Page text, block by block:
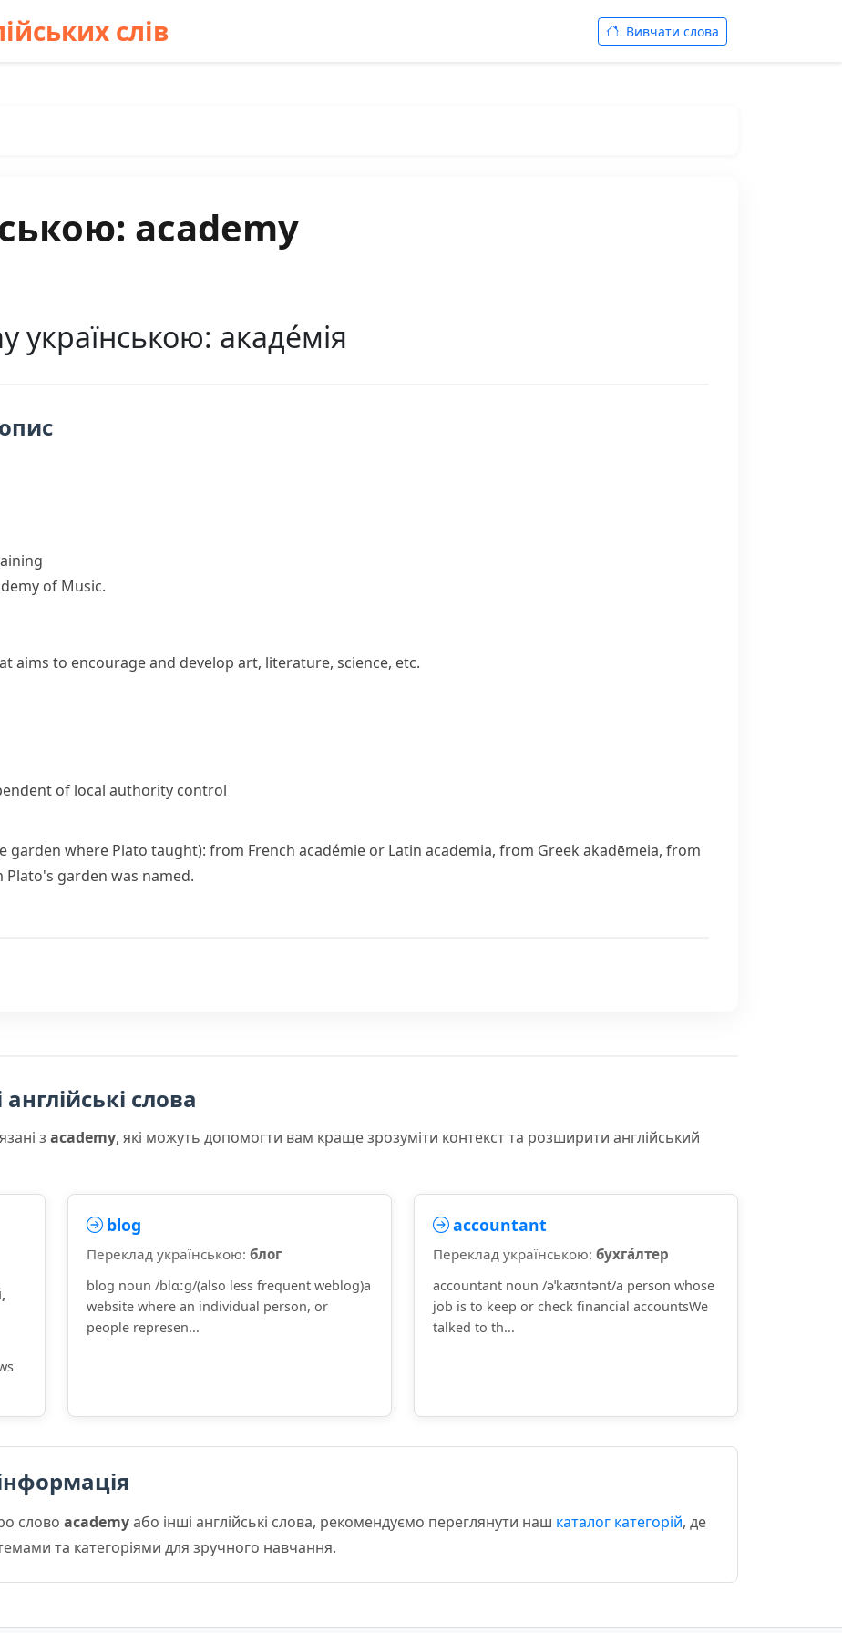
слів Вивчати слова
academy
українською: акаде́мія
of Music.
aims to encourage and develop art, literature, science, etc.
of local authority control
garden where Plato taught): from French académie or Latin academia, from Greek akadēmeia, from
garden was named.
слова
з academy, які можуть допомогти вам краще зрозуміти контекст та розширити англійський
blog
Переклад українською: блог
blog noun /blɑːɡ/(also less frequent weblog)a
website where an individual person, or
people represen...
accountant
Переклад українською: бухга́лтер
accountant noun /əˈkaʊntənt/a person whose
job is to keep or check financial accountsWe
talked to th...
слово academyабо інші англійські слова, рекомендуємо переглянути наш каталог категорій, де
та категоріями для зручного навчання.